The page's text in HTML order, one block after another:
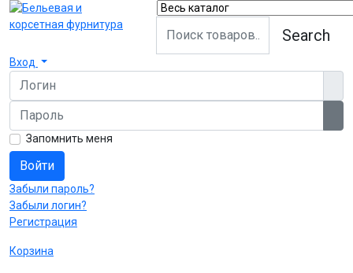
Search
Вход
Логин
Пароль
Запомнить меня
Войти
Забыли пароль?
Забыли логин?
Регистрация
Корзина